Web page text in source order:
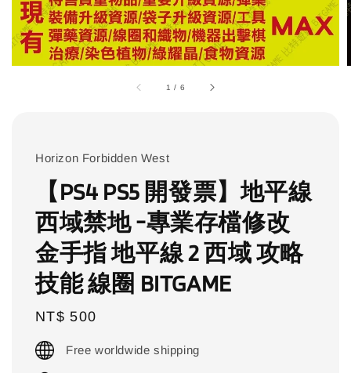
1 / 6
Horizon Forbidden West
【PS4 PS5 開發票】地平線
西域禁地 -專業存檔修改
金手指 地平線 2 西域 攻略
技能 線圈 BITGAME
Regular
price
NT$ 500
Free worldwide shipping